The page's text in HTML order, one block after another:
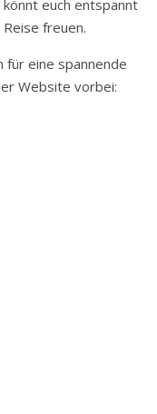
euch entspannt
freuen.
für eine spannende
Website vorbei: